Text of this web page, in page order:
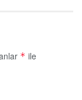
* ile